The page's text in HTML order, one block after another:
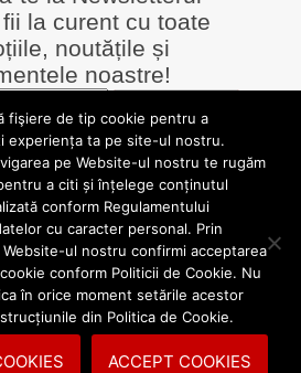
la curent cu toate
noutățile și
noastre!
Alte siteuri
»Nemira Media
»
Valentin Nicolau
blog.nemira.ro © 2026. Toate drepturile rezervate.
de confidentialitate
fişiere de tip cookie pentru a
experiența ta pe site-ul nostru.
pe Website-ul nostru te rugăm
a citi și înțelege conținutul
conform Regulamentului
cu caracter personal. Prin
ul nostru confirmi acceptarea
conform Politicii de Cookie. Nu
în orice moment setările acestor
din Politica de Cookie.
ACCEPT COOKIES